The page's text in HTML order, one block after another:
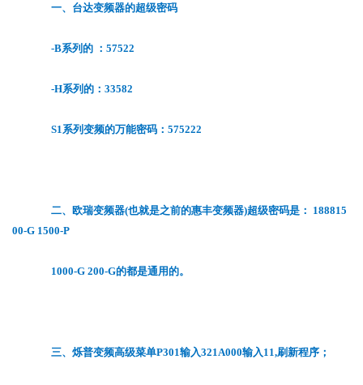
一、台达变频器的超级密码
-B系列的 ：57522
-H系列的：33582
S1系列变频的万能密码：575222
二、欧瑞变频器(也就是之前的惠丰变频器)超级密码是： 188815
00-G 1500-P
1000-G 200-G的都是通用的。
三、烁普变频高级菜单P301输入321A000输入11,刷新程序；